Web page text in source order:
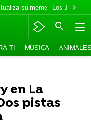
su meme Los Jonas
TI MÚSICA ANIMALES
en La
pistas